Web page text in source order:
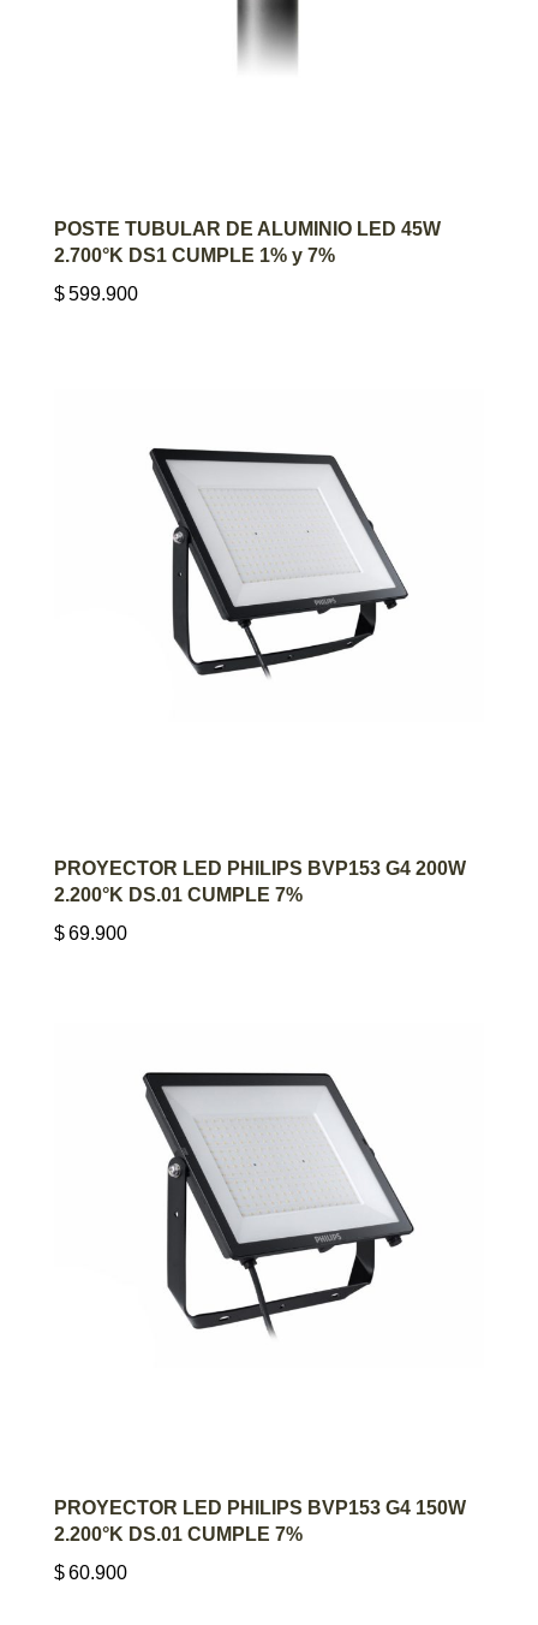
AGREGAR AL CARRITO
POSTE TUBULAR DE ALUMINIO LED 45W
2.700°K DS1 CUMPLE 1% y 7%
$599.900
AGREGAR AL CARRITO
PROYECTOR LED PHILIPS BVP153 G4 200W
2.200°K DS.01 CUMPLE 7%
$69.900
AGREGAR AL CARRITO
PROYECTOR LED PHILIPS BVP153 G4 150W
2.200°K DS.01 CUMPLE 7%
$60.900